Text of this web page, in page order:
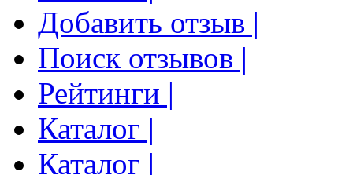
Добавить отзыв |
Поиск отзывов |
Рейтинги |
Каталог |
Каталог |